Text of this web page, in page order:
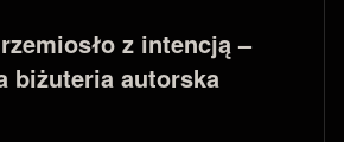
z intencją –
biżuteria autorska